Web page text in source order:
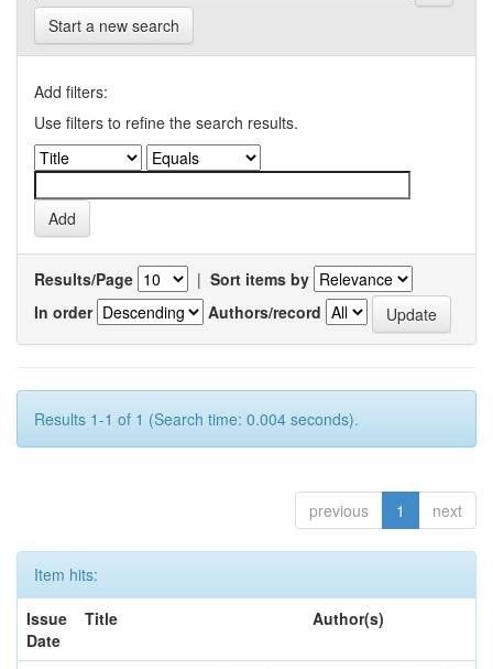
Start a new search
Add filters:
Use filters to refine the search results.
Results/Page | Sort items by
In order
Authors/record
Results 1-1 of 1 (Search time: 0.004 seconds).
previous 1 next
Item hits:
Issue
Date
Title Author(s)